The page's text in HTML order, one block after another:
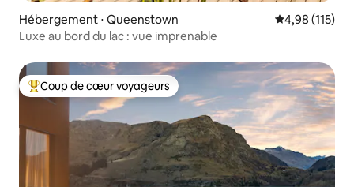
Hébergement ⋅ Queenstown Évaluation
4,98 (115)
Luxe au bord du lac : vue imprenable
Coups de cœur voyageurs les plus appréciés
Coup de cœur voyageurs